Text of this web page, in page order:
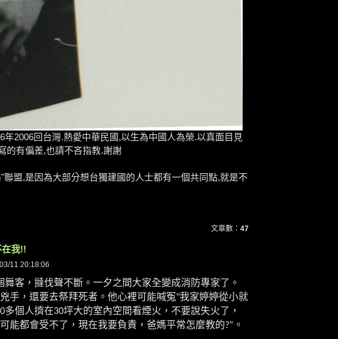
年2006回台灣.熱愛中華民國,以生為中國人為榮.以真面目見
的有偏差,也請不吝指教.謝謝
聯盟,是因為大部分想台獨建國的人士都有一個共同點,就是不
文章數： 47
在我!!
11 20:18:06
舞客，撻伐聲不斷。一夕之間大家全變成消防專家了。
手，還要去祭拜死者。他心裡可能喊冤"我家婷婷從小就
多個人擠在30坪大的室內空間看煙火，不要說失火了，
能都會受不了，現在我要負責，爸媽平常怎麼教的?” 。